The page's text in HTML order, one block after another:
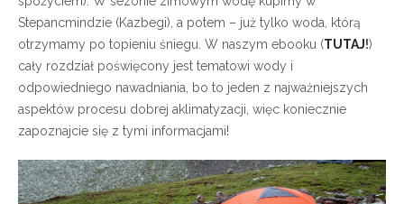
Stepancmindzie (Kazbegi), a potem – już tylko woda, którą
otrzymamy po topieniu śniegu. W naszym ebooku (TUTAJ!)
cały rozdział poświęcony jest tematowi wody i
odpowiedniego nawadniania, bo to jeden z najważniejszych
aspektów procesu dobrej aklimatyzacji, więc koniecznie
zapoznajcie się z tymi informacjami!